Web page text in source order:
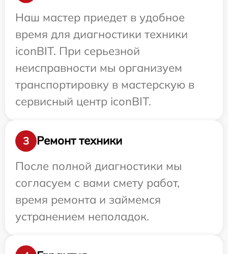
Наш мастер приедет в удобное
время для диагностики техники
iconBIT. При серьезной
неисправности мы организуем
транспортировку в мастерскую в
сервисный центр iconBIT.
3
Ремонт техники
После полной диагностики мы
согласуем с вами смету работ,
время ремонта и займемся
устранением неполадок.